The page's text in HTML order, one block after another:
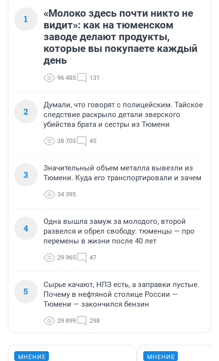
1
«Молоко здесь почти никто не
видит»: как на тюменском
заводе делают продукты,
которые вы покупаете каждый
день
96 485 131
2
Думали, что говорят с полицейским. Тайское
следствие раскрыло детали зверского
убийства брата и сестры из Тюмени
38 703 45
3
Значительный объем металла вывезли из
Тюмени. Куда его транспортировали и зачем
34 395
4
Одна вышла замуж за молодого, второй
развелся и обрел свободу: тюменцы — про
перемены в жизни после 40 лет
29 965 47
5
Сырье качают, НПЗ есть, а заправки пустые.
Почему в нефтяной столице России —
Тюмени — закончился бензин
29 899 298
МНЕНИЕ МНЕНИЕ